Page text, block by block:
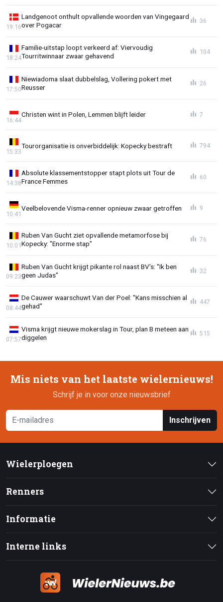
Landgenoot onthult opvallende woorden van Vingegaard
over Pogacar
19:16
36
Familie-uitstap loopt verkeerd af: Viervoudig
Tourritwinnaar zwaar gehavend
18:24
104
Niewiadoma slaat dubbelslag, Vollering pokert met
Reusser
17:50
26
Christen wint in Polen, Lemmen blijft leider
16:44
7
Tourorganisatie is onverbiddelijk: Kopecky bestraft
15:33
794
Absolute klassementstopper stapt plots uit Tour de
France Femmes
14:38
60
Veelbelovende Visma-renner opnieuw zwaar getroffen
10:41
9
Ruben Van Gucht ziet opvallende metamorfose bij
Kopecky: "Enorme stap"
10:01
76
Ruben Van Gucht krijgt pikante rol naast BV's: "Ik ben
geen Judas"
09:23
32
De Cauwer waarschuwt Van der Poel: "Kans misschien al
gehad"
08:44
447
Visma krijgt nieuwe mokerslag in Tour, plan B meteen aan
diggelen
07:57
515
Mis niets van het laatste wielernieuws!
Schrijf je in voor onze nieuwsbrief
Inschrijven
Wielerploegen
Renners
Informatie
Interne links